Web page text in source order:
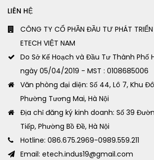
LIÊN HỆ
CÔNG TY CỔ PHẦN ĐẦU TƯ PHÁT
ETECH VIỆT NAM
Do Sở Kế Hoạch và Đầu Tư Thành Phố
ngày 05/04/2019 - MST : 0108685006
Văn phòng đại diện: Số 44, Lô 7, Khu
Phường Tương Mai, Hà Nội
Địa chỉ đăng ký kinh doanh: Số 39
Tiếp, Phường Bồ Đề, Hà Nội
Hotline: 086.675.2969-0989.559.211
Email: etech.indus19@gmail.com